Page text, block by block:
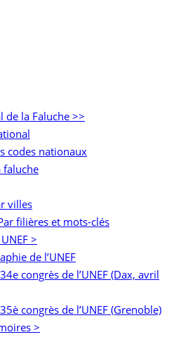
de la Faluche >>
codes nationaux
faluche
villes
filières et mots-clés
>
de l’UNEF
congrès de l’UNEF (Dax, avril
congrès de l’UNEF (Grenoble)
>